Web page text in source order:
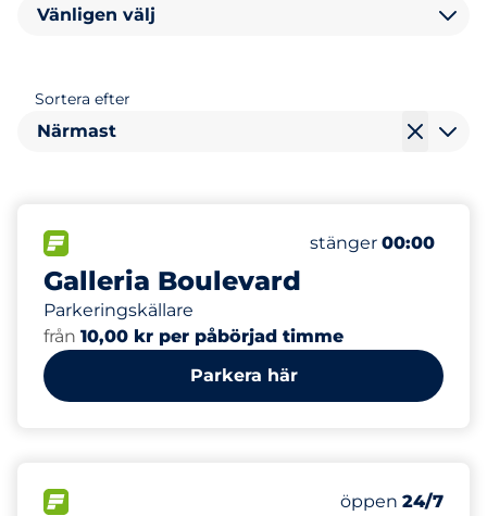
Vänligen välj
Sortera efter
Närmast
Galleria Boulevard
Parkeringskällare
Antal
Totalt antal
Måndag
stänger 00:00
från 10,00 kr per påbörjad timme
Parkera här
Antal
Totalt antal
Måndag
öppen 24/7